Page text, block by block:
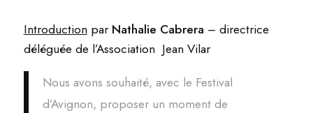
Introductionpar Nathalie Cabrera – directrice
déléguée de l’Association Jean Vilar
Nous avons souhaité, avec le Festival
d’Avignon, proposer un moment de